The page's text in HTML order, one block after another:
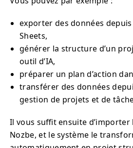
exporter des données
Sheets,
générer la structure d’un
outil d’IA,
préparer un plan d’action
transférer des données
gestion de projets et de
Il vous suffit ensuite d’importer
Nozbe, et le système le